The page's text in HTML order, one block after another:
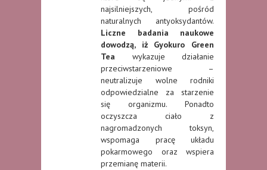
najsilniejszych, pośród
naturalnych antyoksydantów.
Liczne badania naukowe
dowodzą, iż Gyokuro Green
Tea wykazuje działanie
przeciwstarzeniowe –
neutralizuje wolne rodniki
odpowiedzialne za starzenie
się organizmu. Ponadto
oczyszcza ciało z
nagromadzonych toksyn,
wspomaga pracę układu
pokarmowego oraz wspiera
przemianę materii.